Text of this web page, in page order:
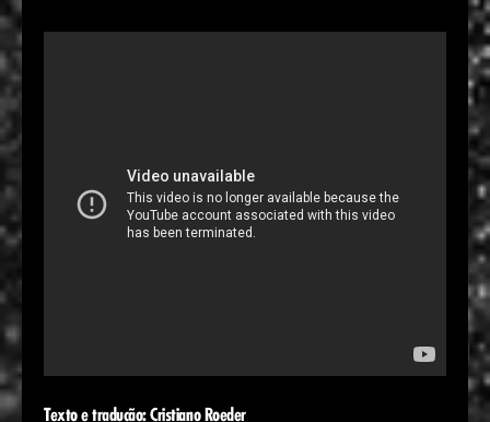
Texto e tradução: Cristiano Roeder